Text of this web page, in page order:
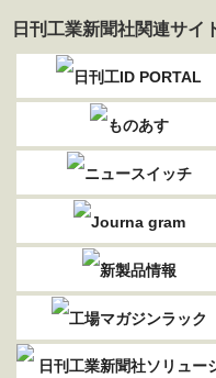
日刊工業新聞社関連サイ